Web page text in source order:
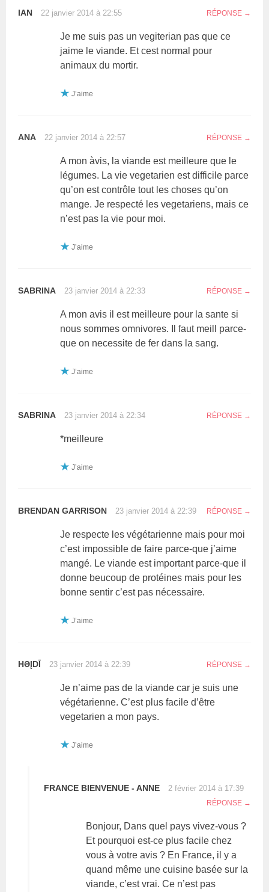
IAN 22 janvier 2014 à 22:55 RÉPONSE
Je me suis pas un vegiterian pas que ce
jaime le viande. Et cest normal pour
animaux du mortir.
J’aime
ANA 22 janvier 2014 à 22:57 RÉPONSE
A mon àvis, la viande est meilleure que le
légumes. La vie vegetarien est difficile parce
qu’on est contrôle tout les choses qu’on
mange. Je respecté les vegetariens, mais ce
n’est pas la vie pour moi.
J’aime
SABRINA 23 janvier 2014 à 22:33 RÉPONSE
A mon avis il est meilleure pour la sante si
nous sommes omnivores. Il faut meill parce-
que on necessite de fer dans la sang.
J’aime
SABRINA 23 janvier 2014 à 22:34 RÉPONSE
*meilleure
J’aime
BRENDAN GARRISON 23 janvier 2014 à 22:39 RÉPONSE
Je respecte les végétarienne mais pour moi
c’est impossible de faire parce-que j’aime
mangé. Le viande est important parce-que il
donne beucoup de protéines mais pour les
bonne sentir c’est pas nécessaire.
J’aime
HƏĮDĪ 23 janvier 2014 à 22:39 RÉPONSE
Je n’aime pas de la viande car je suis une
végétarienne. C’est plus facile d’être
vegetarien a mon pays.
J’aime
FRANCE BIENVENUE - ANNE 2 février 2014 à 17:39
RÉPONSE
Bonjour, Dans quel pays vivez-vous ?
Et pourquoi est-ce plus facile chez
vous à votre avis ? En France, il y a
quand même une cuisine basée sur la
viande, c’est vrai. Ce n’est pas